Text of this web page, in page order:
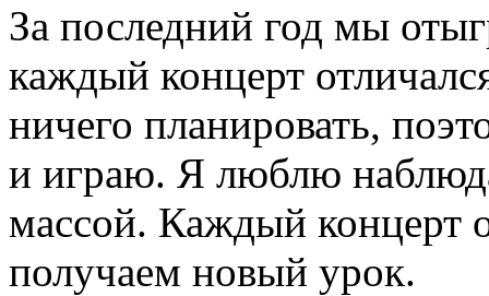
За последний год мы
каждый концерт
ничего планировать,
и играю. Я люблю
массой. Каждый концерт
получаем новый урок.